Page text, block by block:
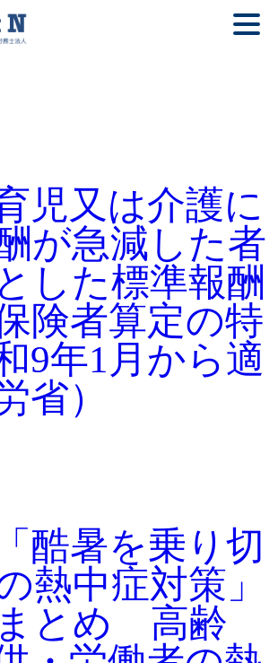
ー:
お知ら
児又は介護に
が急減した者
した標準報酬
険者算定の特
年1月から適
省）
酷暑を乗り切
熱中症対策」
とめ 高齢